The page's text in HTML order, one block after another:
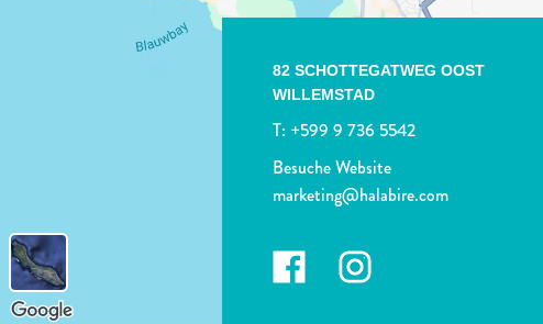
82 SCHOTTEGATWEG OOST
WILLEMSTAD
T: +599 9 736 5542
Besuche Website
marketing@halabire.com